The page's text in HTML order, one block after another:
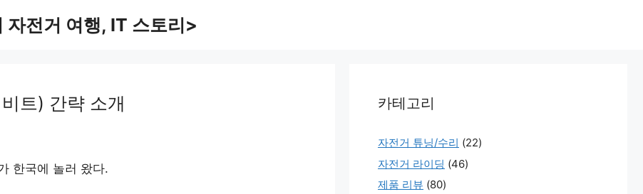
전거 여행, IT 스토리>
트) 간략 소개
한국에 놀러 왔다.
카테고리
자전거 튜닝/수리 (22)
자전거 라이딩 (46)
제품 리뷰 (80)